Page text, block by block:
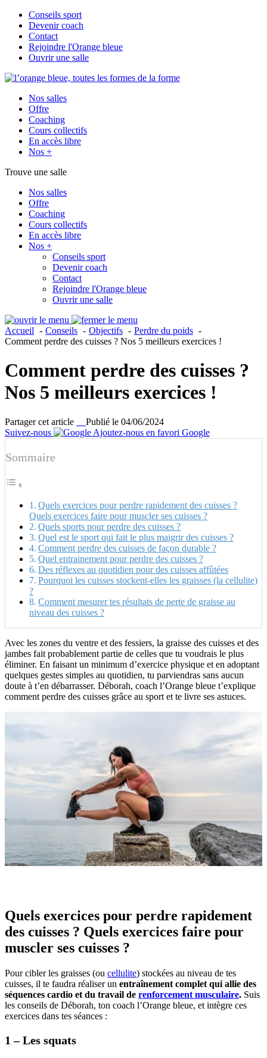
Conseils sport
Devenir coach
Contact
Rejoindre l'Orange bleue
Ouvrir une salle
Nos salles
Offre
Coaching
Cours collectifs
En accès libre
Nos +
Trouve une salle
Nos salles
Offre
Coaching
Cours collectifs
En accès libre
Nos +
Conseils sport
Devenir coach
Contact
Rejoindre l'Orange bleue
Ouvrir une salle
Accueil Conseils Objectifs
Perdre du poids
Comment perdre des cuisses ? Nos 5 meilleurs exercices !
Comment perdre des cuisses ?
Nos 5 meilleurs exercices !
Partager cet article
Publié le 04/06/2024
Suivez-nous
Ajoutez-nous en favori Google
Sommaire
Quels exercices pour perdre rapidement des cuisses ?
Quels exercices faire pour muscler ses cuisses ?
Quels sports pour perdre des cuisses ?
Quel est le sport qui fait le plus maigrir des cuisses ?
Comment perdre des cuisses de façon durable ?
Quel entrainement pour perdre des cuisses ?
Des réflexes au quotidien pour des cuisses affûtées
Pourquoi les cuisses stockent-elles les graisses (la cellulite)
?
Comment mesurer tes résultats de perte de graisse au
niveau des cuisses ?
Avec les zones du ventre et des fessiers, la graisse des cuisses et des
jambes fait probablement partie de celles que tu voudrais le plus
éliminer. En faisant un minimum d’exercice physique et en adoptant
quelques gestes simples au quotidien, tu parviendras sans aucun
doute à t’en débarrasser. Déborah, coach l’Orange bleue t’explique
comment perdre des cuisses grâce au sport et te livre ses astuces.
Quels exercices pour perdre rapidement
des cuisses ? Quels exercices faire pour
muscler ses cuisses ?
Pour cibler les graisses (ou cellulite) stockées au niveau de tes
cuisses, il te faudra réaliser un entraînement complet qui allie des
séquences cardio et du travail de renforcement musculaire. Suis
les conseils de Déborah, ton coach l’Orange bleue, et intègre ces
exercices dans tes séances :
1 – Les squats